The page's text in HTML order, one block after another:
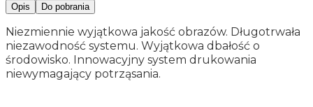
Opis
Do pobrania
Niezmiennie wyjątkowa jakość obrazów. Długotrwała
niezawodność systemu. Wyjątkowa dbałość o
środowisko. Innowacyjny system drukowania
niewymagający potrząsania.